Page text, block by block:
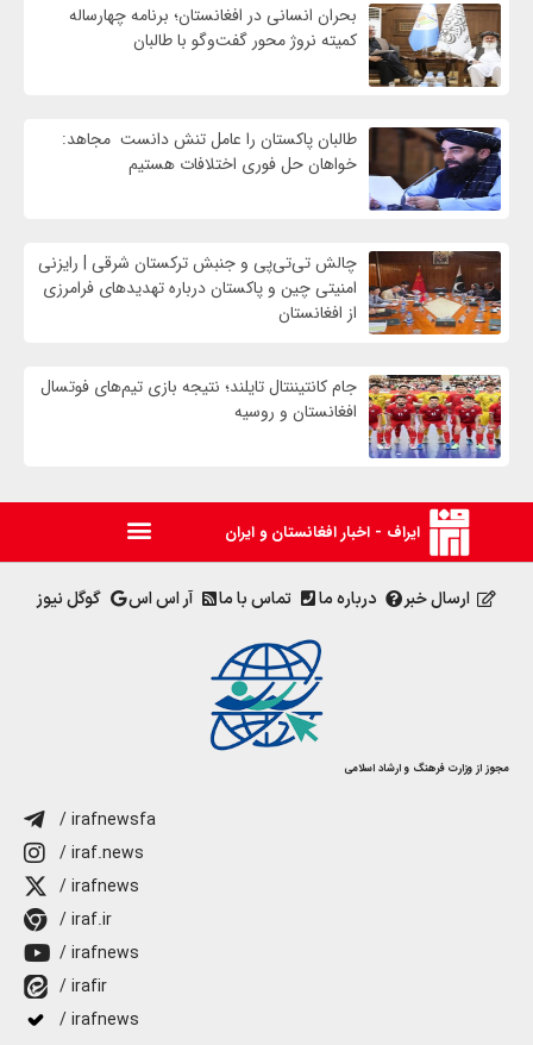
بحران انسانی در افغانستان؛ برنامه چهار‌ساله
کمیته نروژ محور گفت‌وگو با طالبان
طالبان پاکستان را عامل تنش دانست مجاهد:
خواهان حل فوری اختلافات هستیم
چالش تی‌تی‌پی و جنبش ترکستان شرقی | رایزنی
امنیتی چین و پاکستان درباره تهدیدهای فرامرزی
از افغانستان
جام کانتیننتال تایلند؛ نتیجه بازی تیم‌های فوتسال
افغانستان و روسیه
ایراف - اخبار افغانستان و ایران
ارسال خبر درباره ما تماس با ما آر اس اس گوگل نیوز
مجوز از وزارت فرهنگ و ارشاد اسلامی
/ irafnewsfa
/ iraf.news
/ irafnews
/ iraf.ir
/ irafnews
/ irafir
/ irafnews